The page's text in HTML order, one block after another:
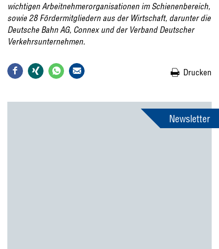
wichtigen Arbeitnehmerorganisationen im Schienenbereich,
sowie 28 Fördermitgliedern aus der Wirtschaft, darunter die
Deutsche Bahn AG, Connex und der Verband Deutscher
Verkehrsunternehmen.
Drucken
Newsletter